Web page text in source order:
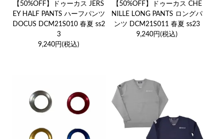
【50%OFF】ドゥーカス JERS
EY HALF PANTS ハーフパンツ
DOCUS DCM21S010 春夏 ss2
3
9,240円(税込)
【50%OFF】ドゥーカス CHE
NILLE LONG PANTS ロングパ
ンツ DCM21S011 春夏 ss23
9,240円(税込)